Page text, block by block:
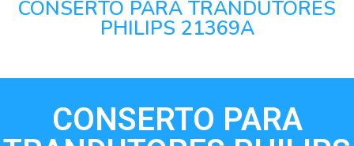
CONSERTO PARA TRANDUTORES
PHILIPS 21369A
CONSERTO PARA